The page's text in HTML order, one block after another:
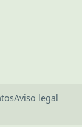
Aviso legal